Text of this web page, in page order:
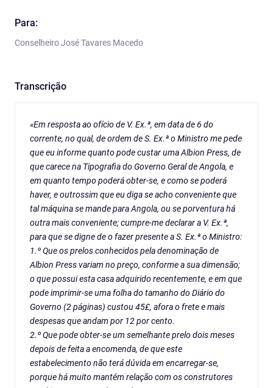
Para:
Conselheiro José Tavares Macedo
Transcrição
«Em resposta ao ofício de V. Ex.ª, em data de 6 do
corrente, no qual, de ordem de S. Ex.ª o Ministro me pede
que eu informe quanto pode custar uma Albion Press, de
que carece na Tipografia do Governo Geral de Angola, e
em quanto tempo poderá obter-se, e como se poderá
haver, e outrossim que eu diga se acho conveniente que
tal máquina se mande para Angola, ou se porventura há
outra mais conveniente; cumpre-me declarar a V. Ex.ª,
para que se digne de o fazer presente a S. Ex.ª o Ministro:
1.º Que os prelos conhecidos pela denominação de
Albion Press variam no preço, conforme a sua dimensão;
o que possui esta casa adquirido recentemente, e em que
pode imprimir-se uma folha do tamanho doDiário do
Governo(2 páginas) custou 45£, afora o frete e mais
despesas que andam por 12 por cento.
2.º Que pode obter-se um semelhante prelo dois meses
depois de feita a encomenda, de que este
estabelecimento não terá dúvida em encarregar-se,
porque há muito mantém relação com os construtores